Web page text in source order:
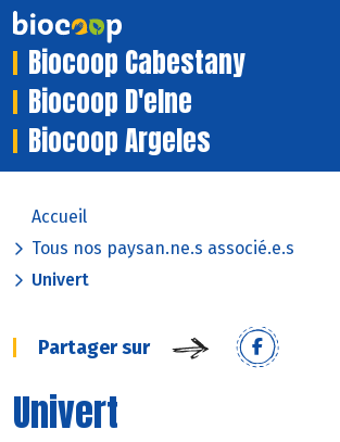
Biocoop Cabestany
Biocoop D'elne
Biocoop Argeles
Accueil
Tous nos paysan.ne.s associé.e.s
Univert
Partager sur
Univert